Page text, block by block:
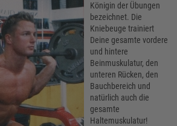
Königin der Übungen
bezeichnet. Die
Kniebeuge trainiert
Deine gesamte vordere
und hintere
Beinmuskulatur, den
unteren Rücken, den
Bauchbereich und
natürlich auch die
gesamte
Haltemuskulatur!